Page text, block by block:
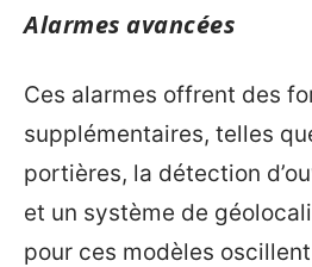
Alarmes avancées
Ces alarmes offrent des
supplémentaires, telles
portières, la détection
et un système de
pour ces modèles